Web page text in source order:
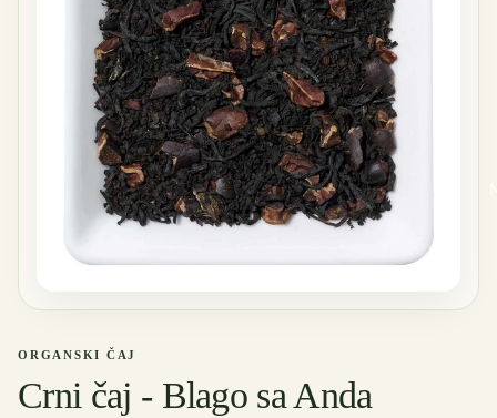
ORGANSKI ČAJ
Crni čaj - Blago sa Anda